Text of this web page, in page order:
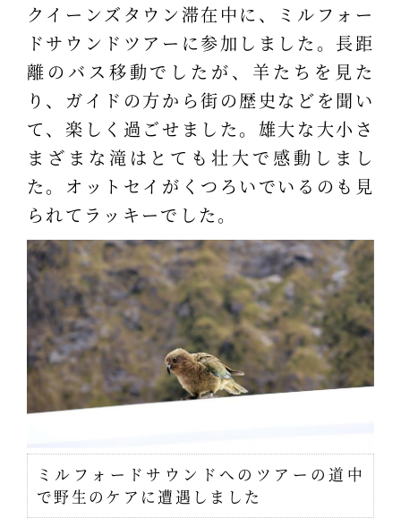
クイーンズタウン滞在中に、ミルフォー
ドサウンドツアーに参加しました。長距
離のバス移動でしたが、羊たちを見た
り、ガイドの方から街の歴史などを聞い
て、楽しく過ごせました。雄大な大小さ
まざまな滝はとても壮大で感動しまし
た。オットセイがくつろいでいるのも見
られてラッキーでした。
ミルフォードサウンドへのツアーの道中
で野生のケアに遭遇しました